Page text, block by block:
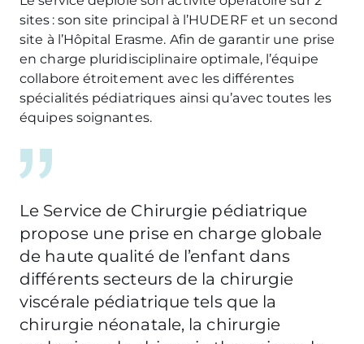
sites : son site principal à l’HUDERF et un second
site à l’Hôpital Erasme. Afin de garantir une prise
en charge pluridisciplinaire optimale, l’équipe
collabore étroitement avec les différentes
spécialités pédiatriques ainsi qu’avec toutes les
équipes soignantes.
Le Service de Chirurgie pédiatrique
propose une prise en charge globale
de haute qualité de l’enfant dans
différents secteurs de la chirurgie
viscérale pédiatrique tels que la
chirurgie néonatale, la chirurgie